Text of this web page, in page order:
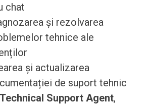
chat
și rezolvarea
tehnice ale
și actualizarea
de suport tehnic
Support Agent,